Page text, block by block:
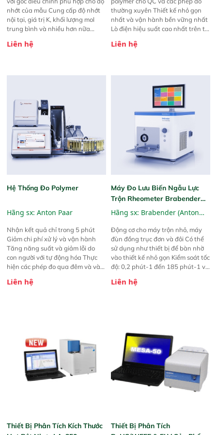
nhớt của mẫu Cung cấp độ nhớt
nội tại, giá trị K, khối lượng mol
trung bình và nhiều hơn nữa
913 của Dược điển Mỹ và Ph. Eur.
để đo chỉ số khúc xạ và pH trong
Liên hệ
thường xuyên Thiết kế nhỏ gọn
nhất và vận hành bền vững nhất
Lò điện hiệu suất cao nhất trên thị
thiểu yêu cầu đào tạo
Liên hệ
Hệ Thống Đo Polymer
Hãng sx: Anton Paar
Nhận kết quả chỉ trong 5 phút
Giảm chi phí xử lý và vận hành
Tăng năng suất và giảm lỗi do
con người với tự động hóa Thực
hiện các phép đo qua đêm và vào
Liên hệ
Máy Đo Lưu Biến Ngẫu Lực
Trộn Rheometer Brabender
MetaStation
Hãng sx: Brabender (Anton
Động cơ cho máy trộn nhỏ, máy
đùn đồng trục đơn và đôi Có thể
sử dụng như thiết bị để bàn nhờ
vào thiết kế nhỏ gọn Kiểm soát tốc
độ: 0,2 phút-1 đến 185 phút-1 với
điều khiển và lái thông minh để có
Liên hệ
Thiết Bị Phân Tích Kích Thước
Thiết Bị Phân Tích